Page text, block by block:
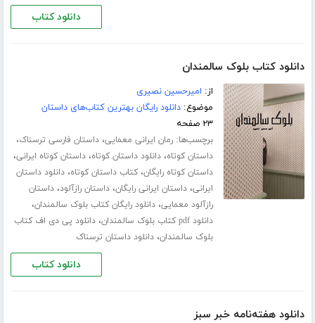
دانلود کتاب
دانلود کتاب بلوک سالمندان
از: امیرحسین نصیری
موضوع:دانلود رایگان بهترین کتاب‌های داستان
۲۳ صفحه
برچسب‌ها:رمان ایرانی معمایی،داستان فارسی ترسناک،
داستان کوتاه،دانلود داستان کوتاه،داستان کوتاه ایرانی،
داستان کوتاه رایگان،کتاب داستان کوتاه،دانلود داستان
ایرانی،داستان ایرانی رایگان،داستان رازآلود،داستان
رازآلود معمایی،دانلود رایگان کتاب بلوک سالمندان،
دانلود pdf کتاب بلوک سالمندان ،دانلود پی دی اف کتاب
بلوک سالمندان،دانلود داستان ترسناک
دانلود کتاب
دانلود هفته‌نامه خبر سبز